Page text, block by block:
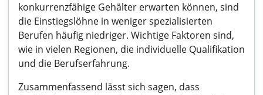
konkurrenzfähige Gehälter erwarten können, sind
die Einstiegslöhne in weniger spezialisierten
Berufen häufig niedriger. Wichtige Faktoren sind,
wie in vielen Regionen, die individuelle Qualifikation
und die Berufserfahrung.
Zusammenfassend lässt sich sagen, dass